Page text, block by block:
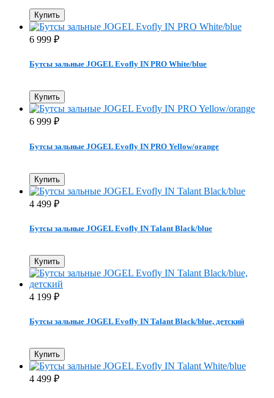
Купить
6 999 ₽
Бутсы зальные JOGEL Evofly IN PRO White/blue
Купить
6 999 ₽
Бутсы зальные JOGEL Evofly IN PRO Yellow/orange
Купить
4 499 ₽
Бутсы зальные JOGEL Evofly IN Talant Black/blue
Купить
4 199 ₽
Бутсы зальные JOGEL Evofly IN Talant Black/blue, детский
Купить
4 499 ₽